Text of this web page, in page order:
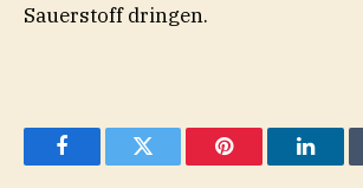
Sauerstoff dringen.
FacebookTwitter Pinterest